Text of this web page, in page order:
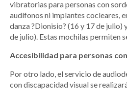
vibratorias para personas con
audífonos ni implantes cocleares,
danza ?Dionisio? (16 y 17 de julio)
de julio). Estas mochilas permiten
Accesibilidad para personas
Por otro lado, el servicio de
con discapacidad visual se